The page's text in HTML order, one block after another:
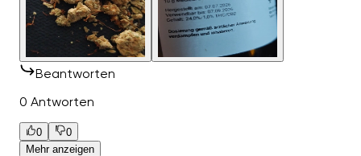
Beantworten
0 Antworten
0
0
Mehr anzeigen